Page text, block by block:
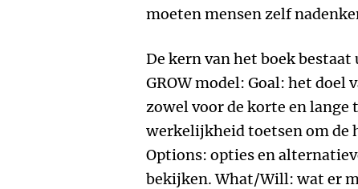
moeten mensen zelf
De kern van het boek
GROW model: Goal: het doel
zowel voor de korte en
werkelijkheid toetsen om de
Options: opties en
bekijken. What/Will: wat er